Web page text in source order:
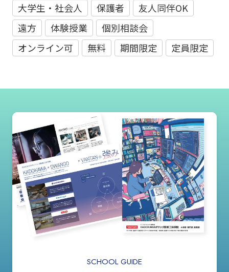
大学生・社会人
保護者
友人同伴OK
遠方
体験授業
個別相談会
オンライン可
無料 期間限定 定員限定
SCHOOL GUIDE